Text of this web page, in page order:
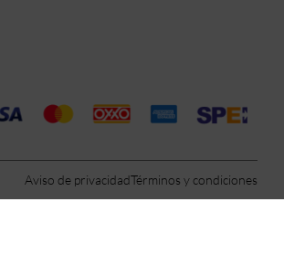
Aviso de privacidadTérminos y condiciones